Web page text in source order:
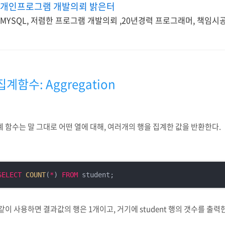
개인프로그램 개발의뢰 밝은터
MYSQL, 저렴한 프로그램 개발의뢰 ,20년경력 프로그래머, 책임시
계함수: Aggregation
함수는 말 그대로 어떤 열에 대해, 여러개의 행을 집계한 값을 반환한다.
COUNT(*) FROM student;
이 사용하면 결과값의 행은 1개이고, 거기에 student 행의 갯수를 출력